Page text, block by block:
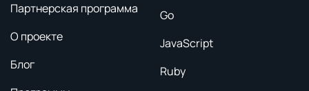
Партнерская программа
О проекте
Блог
Go
JavaScript
Ruby